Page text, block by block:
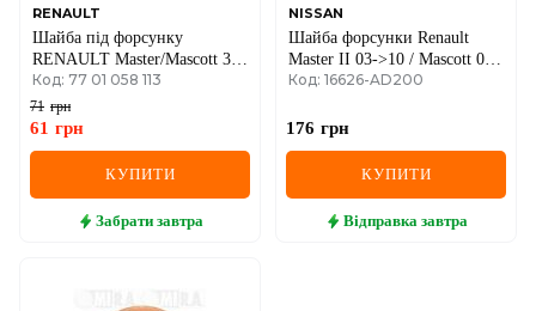
RENAULT
Шайба під форсунку
RENAULT Master/Mascott 3.0
dCii 03-
Код: 77 01 058 113
71 грн
61 грн
КУПИТИ
Забрати завтра
NISSAN
Шайба форсунки Renault
Master II 03->10 / Mascott 04-
>10 3.0dCi
Код: 16626-AD200
176 грн
КУПИТИ
Відправка завтра